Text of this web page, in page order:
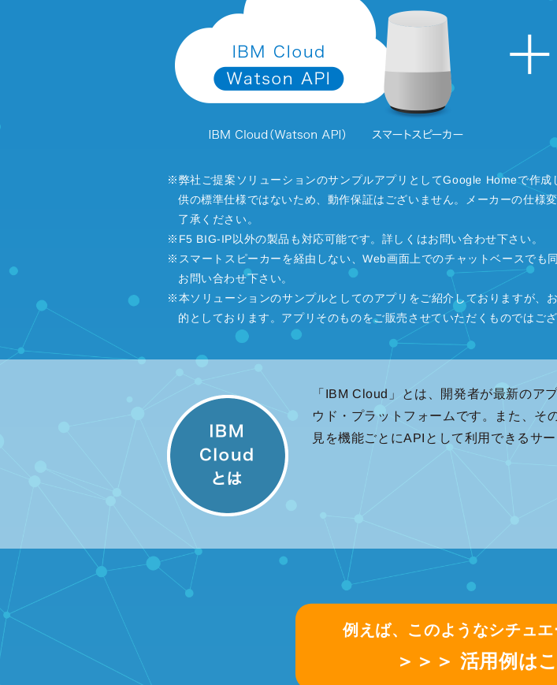
※弊社ご提案ソリューションのサンプルアプリとしてGoogle Homeで作
供の標準仕様ではないため、動作保証はございません。メーカーの仕様
了承ください。
※F5 BIG-IP以外の製品も対応可能です。詳しくはお問い合わせ下さい。
※スマートスピーカーを経由しない、Web画面上でのチャットベースでも
お問い合わせ下さい。
※本ソリューションのサンプルとしてのアプリをご紹介しておりますが、
的としております。アプリそのものをご販売させていただくものではご
「IBM Cloud」とは、開発者が最新のア
ウド・プラットフォームです。また、そ
見を機能ごとにAPIとして利用できるサー
例えば、このようなシチュ
＞＞＞ 活用例は